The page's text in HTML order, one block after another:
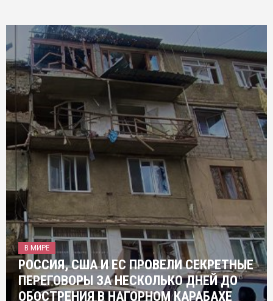
В МИРЕ
РОССИЯ, США И ЕС ПРОВЕЛИ СЕКРЕТНЫЕ
ПЕРЕГОВОРЫ ЗА НЕСКОЛЬКО ДНЕЙ ДО
ОБОСТРЕНИЯ В НАГОРНОМ КАРАБАХЕ